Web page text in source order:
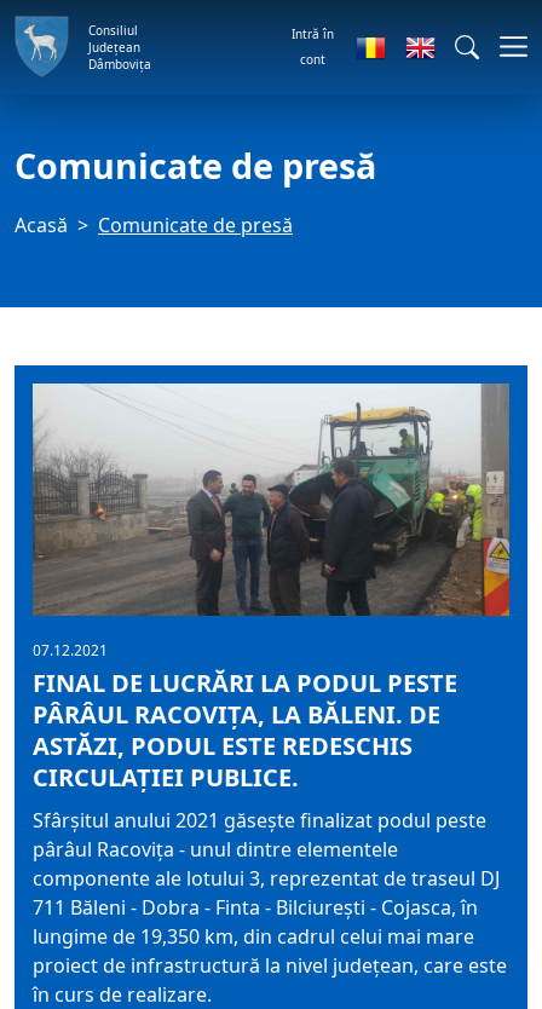
Consiliul
Județean
Dâmbovița
Intră în
cont
Comunicate de presă
Acasă Comunicate de presă
07.12.2021
FINAL DE LUCRĂRI LA PODUL PESTE
PÂRÂUL RACOVIȚA, LA BĂLENI. DE
ASTĂZI, PODUL ESTE REDESCHIS
CIRCULAȚIEI PUBLICE.
Sfârșitul anului 2021 găsește finalizat podul peste
pârâul Racovița - unul dintre elementele
componente ale lotului 3, reprezentat de traseul DJ
711 Băleni - Dobra - Finta - Bilciurești - Cojasca, în
lungime de 19,350 km, din cadrul celui mai mare
proiect de infrastructură la nivel județean, care este
în curs de realizare.